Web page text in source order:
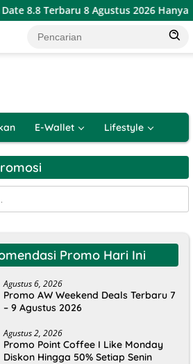
8.8 Terbaru 8 Agustus 2026 Hanya 1 Hari
E-Wallet Lifestyle
Promo Hari Ini
Agustus 6, 2026
Promo AW Weekend Deals Terbaru 7
– 9 Agustus 2026
Agustus 2, 2026
Promo Point Coffee I Like Monday
Diskon Hingga 50% Setiap Senin